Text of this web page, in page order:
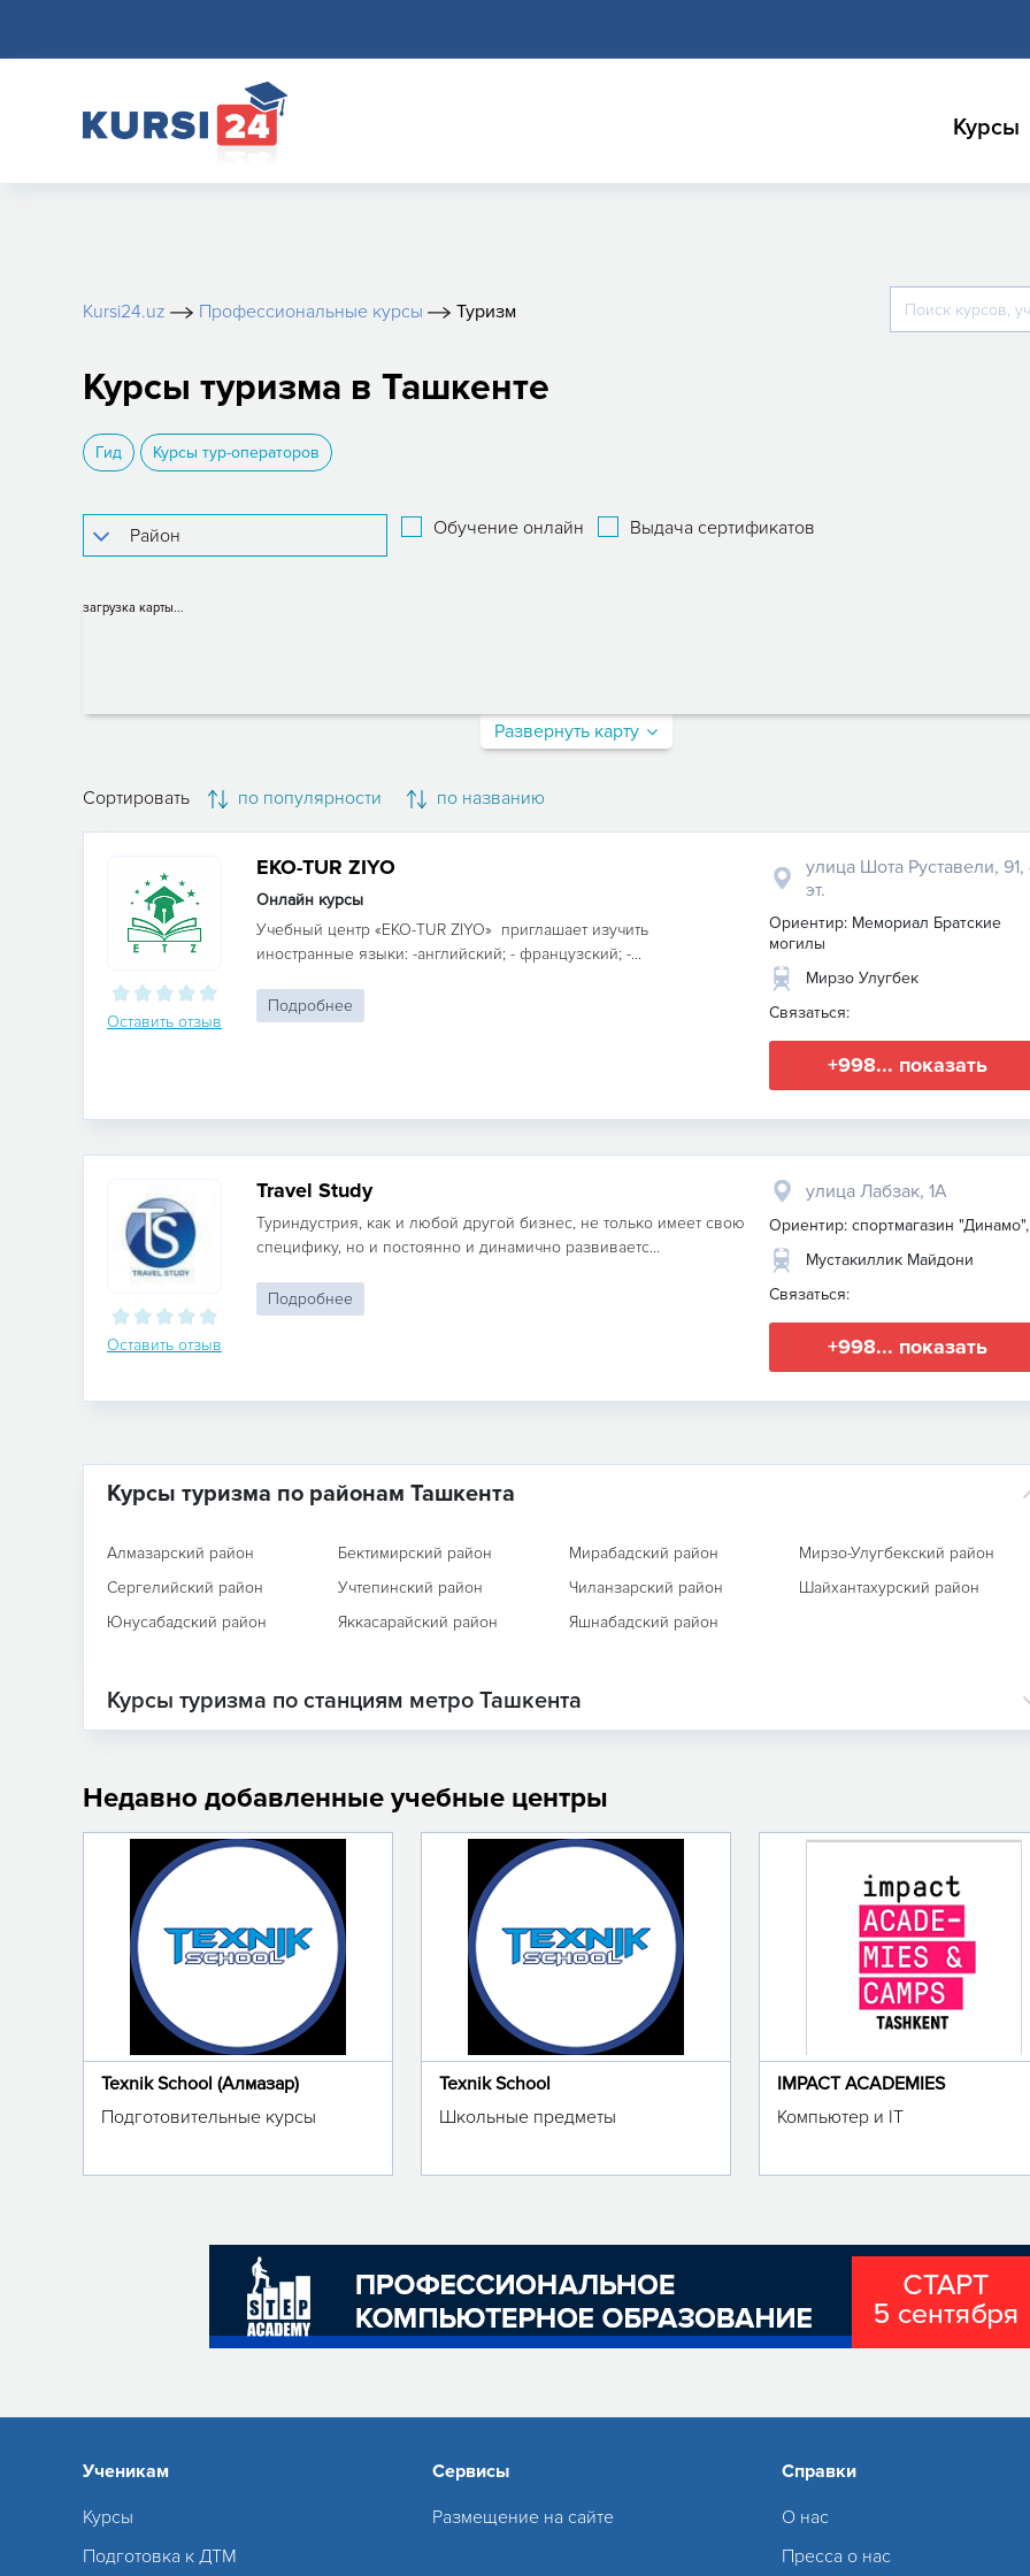
Курсы
Kursi24.uz Профессиональные курсы Туризм
Курсы туризма в Ташкенте
Гид Курсы тур-операторов
Обучение онлайн Выдача сертификатов
загрузка карты...
Развернуть карту
Сортировать по популярности по названию
Оставить отзыв
EKO-TUR ZIYO
Онлайн курсы
Учебный центр «EKO-TUR ZIYO» приглашает изучить
иностранные языки: -английский; - французский; -...
Подробнее
улица Шота Руставели, 91,
эт.
Ориентир: Мемориал Братские
могилы
Мирзо Улугбек
Связаться:
+998... показать
Оставить отзыв
Travel Study
Туриндустрия, как и любой другой бизнес, не только имеет свою
специфику, но и постоянно и динамично развиваетс...
Подробнее
улица Лабзак, 1А
Ориентир: спортмагазин "Динамо",
Мустакиллик Майдони
Связаться:
+998... показать
Курсы туризма по районам Ташкента
Алмазарский район Бектимирский район Мирабадский район
Мирзо-Улугбекский район
Сергелийский район
Учтепинский район Чиланзарский район
Шайхантахурский район
Юнусабадский район
Яккасарайский район Яшнабадский район
Курсы туризма по станциям метро Ташкента
Недавно добавленные учебные центры
Texnik School (Алмазар)
Подготовительные курсы
Texnik School
Школьные предметы
IMPACT ACADEMIES
Компьютер и IT
Ученикам
Курсы
Подготовка к ДТМ
Сервисы
Размещение на сайте
Справки
О нас
Пресса о нас